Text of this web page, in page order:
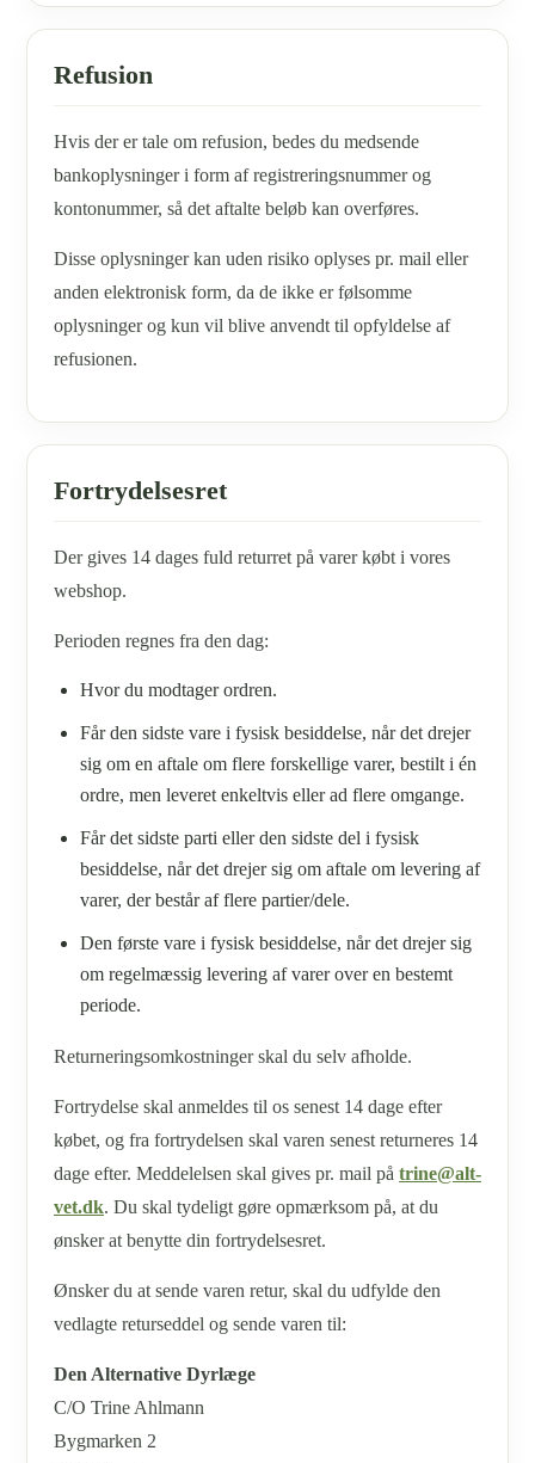
Refusion
Hvis der er tale om refusion, bedes du medsende
bankoplysninger i form af registreringsnummer og
kontonummer, så det aftalte beløb kan overføres.
Disse oplysninger kan uden risiko oplyses pr. mail eller
anden elektronisk form, da de ikke er følsomme
oplysninger og kun vil blive anvendt til opfyldelse af
refusionen.
Fortrydelsesret
Der gives 14 dages fuld returret på varer købt i vores
webshop.
Perioden regnes fra den dag:
Hvor du modtager ordren.
Får den sidste vare i fysisk besiddelse, når det drejer
sig om en aftale om flere forskellige varer, bestilt i én
ordre, men leveret enkeltvis eller ad flere omgange.
Får det sidste parti eller den sidste del i fysisk
besiddelse, når det drejer sig om aftale om levering af
varer, der består af flere partier/dele.
Den første vare i fysisk besiddelse, når det drejer sig
om regelmæssig levering af varer over en bestemt
periode.
Returneringsomkostninger skal du selv afholde.
Fortrydelse skal anmeldes til os senest 14 dage efter
købet, og fra fortrydelsen skal varen senest returneres 14
dage efter. Meddelelsen skal gives pr. mail på trine@alt-
vet.dk. Du skal tydeligt gøre opmærksom på, at du
ønsker at benytte din fortrydelsesret.
Ønsker du at sende varen retur, skal du udfylde den
vedlagte returseddel og sende varen til:
Den Alternative Dyrlæge
C/O Trine Ahlmann
Bygmarken 2